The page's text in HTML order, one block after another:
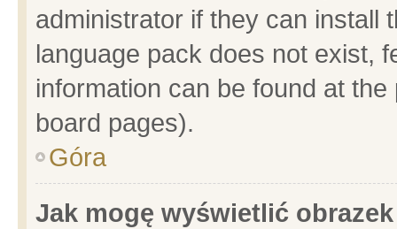
administrator if they can install
language pack does not exist,
information can be found at
board pages).
Góra
Jak mogę wyświetlić